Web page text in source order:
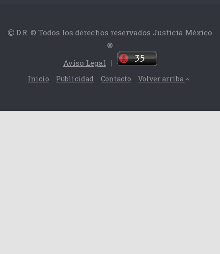
D.R. © Todos los derechos reservados Justicia México
®
Aviso Legal |
Inicio Publicidad Contacto Volver arriba